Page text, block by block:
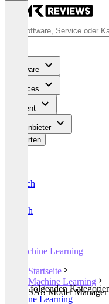
Software
Services
Content
Für Anbieter
Bewerten
Deutsch
English
Machine Learning
Startseite
Machine Learning
SAS Model Manager
In den folgenden
Machine Learning